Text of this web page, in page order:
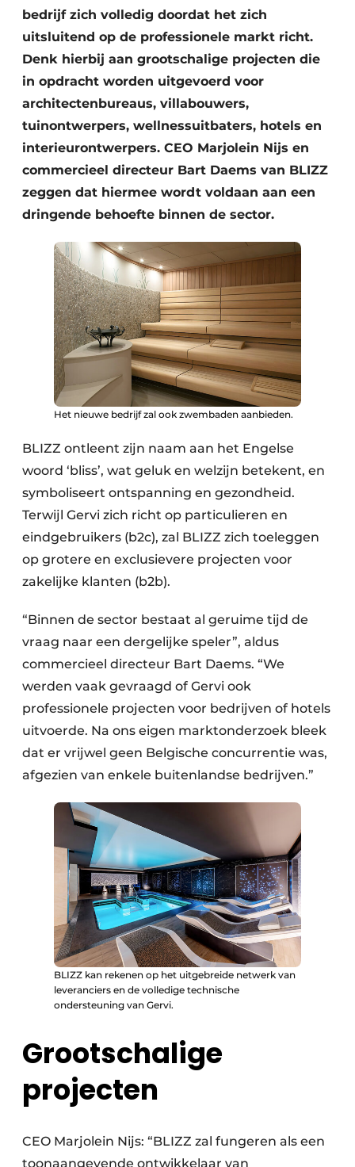
bedrijf zich volledig doordat het zich
uitsluitend op de professionele markt richt.
Denk hierbij aan grootschalige projecten die
in opdracht worden uitgevoerd voor
architectenbureaus, villabouwers,
tuinontwerpers, wellnessuitbaters, hotels en
interieurontwerpers. CEO Marjolein Nijs en
commercieel directeur Bart Daems van BLIZZ
zeggen dat hiermee wordt voldaan aan een
dringende behoefte binnen de sector.
Het nieuwe bedrijf zal ook zwembaden aanbieden.
BLIZZ ontleent zijn naam aan het Engelse
woord ‘bliss’, wat geluk en welzijn betekent, en
symboliseert ontspanning en gezondheid.
Terwijl Gervi zich richt op particulieren en
eindgebruikers (b2c), zal BLIZZ zich toeleggen
op grotere en exclusievere projecten voor
zakelijke klanten (b2b).
“Binnen de sector bestaat al geruime tijd de
vraag naar een dergelijke speler”, aldus
commercieel directeur Bart Daems. “We
werden vaak gevraagd of Gervi ook
professionele projecten voor bedrijven of hotels
uitvoerde. Na ons eigen marktonderzoek bleek
dat er vrijwel geen Belgische concurrentie was,
afgezien van enkele buitenlandse bedrijven.”
BLIZZ kan rekenen op het uitgebreide netwerk van
leveranciers en de volledige technische
ondersteuning van Gervi.
Grootschalige
projecten
CEO Marjolein Nijs: “BLIZZ zal fungeren als een
toonaangevende ontwikkelaar van